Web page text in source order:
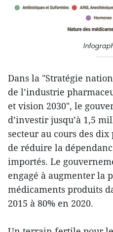
Dans la "Stratégie
de l’industrie
et vision 2030", le
d’investir jusqu’à 1,5
secteur au cours des
de réduire la
importés. Le
engagé à augmenter la
médicaments produits
2015 à 80% en 2020.